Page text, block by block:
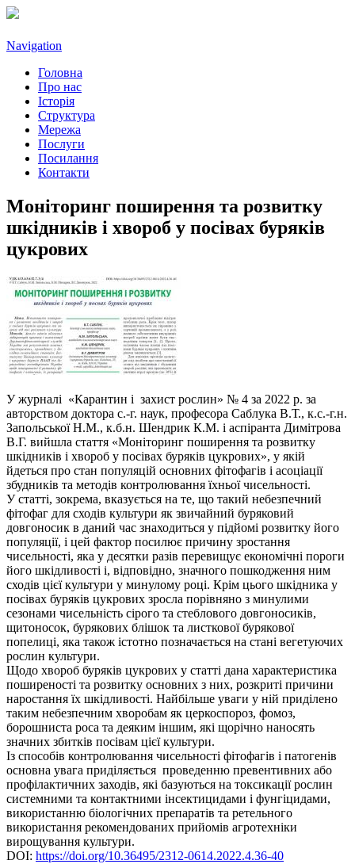
Navigation
Головна
Про нас
Історія
Структура
Мережа
Послуги
Посилання
Контакти
Моніторинг поширення та розвитку
шкідників і хвороб у посівах буряків
цукрових
У журналі «Карантин і захист рослин» № 4 за 2022 р. за
авторством доктора с.-г. наук, професора Саблука В.Т., к.с.-г.н.
Запольської Н.М., к.б.н. Шендрик К.М. і аспіранта Димітрова
В.Г. вийшла стаття «Моніторинг поширення та розвитку
шкідників і хвороб у посівах буряків цукрових», у якій
йдеться про стан популяцій основних фітофагів і асоціації
збудників та методів контролювання їхньої чисельності.
У статті, зокрема, вказується на те, що такий небезпечний
фітофаг для сходів культури як звичайний буряковий
довгоносик в даний час знаходиться у підйомі розвитку його
популяції, і цей фактор посилює причину зростання
чисельності, яка у десятки разів перевищує економічні пороги
його шкідливості і, відповідно, значного пошкодження ним
сходів цієї культури у минулому році. Крім цього шкідника у
посівах буряків цукрових зросла порівняно з минулими
сезонами чисельність сірого та стеблового довгоносиків,
щитоносок, бурякових блішок та листкової бурякової
попелиці, яка також істотно позначається на стані вегетуючих
рослин культури.
Щодо хвороб буряків цукрових у статті дана характеристика
поширеності та розвитку основних з них, розкриті причини
наростання їх шкідливості. Найбільше уваги у ній приділено
таким небезпечним хворобам як церкоспороз, фомоз,
борошниста роса та деяким іншим, які щорічно наносять
значних збитків посівам цієї культури.
Із способів контролювання чисельності фітофагів і патогенів
основна увага приділяється проведенню превентивних або
профілактичних заходів, які базуються на токсикації рослин
системними та контактними інсектицидами і фунгіцидами,
використанню біологічних препаратів та ретельного
використання рекомендованих прийомів агротехніки
вирощування культури.
DOI: https://doi.org/10.36495/2312-0614.2022.4.36-40